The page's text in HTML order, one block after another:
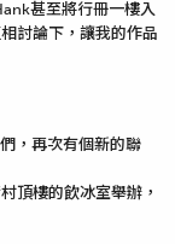
甚至將行冊一樓入
討論下，讓我的作品
，再次有個新的聯
頂樓的飲冰室舉辦，